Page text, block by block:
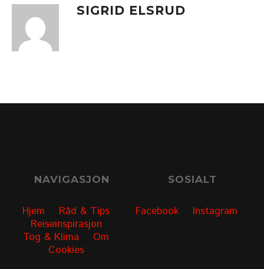
SIGRID ELSRUD
NAVIGASJON
Hjem
Råd & Tips
Reiseinspirasjon
Tog & Klima
Om
Cookies
SOSIALT
Facebook Instagram